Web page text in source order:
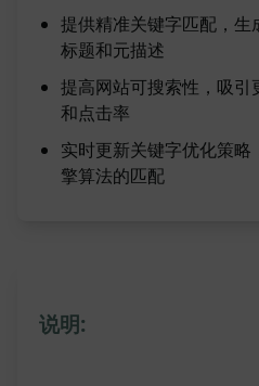
提供精准关键字匹配，生
标题和元描述
提高网站可搜索性，吸
和点击率
实时更新关键字优化策略
擎算法的匹配
说明: